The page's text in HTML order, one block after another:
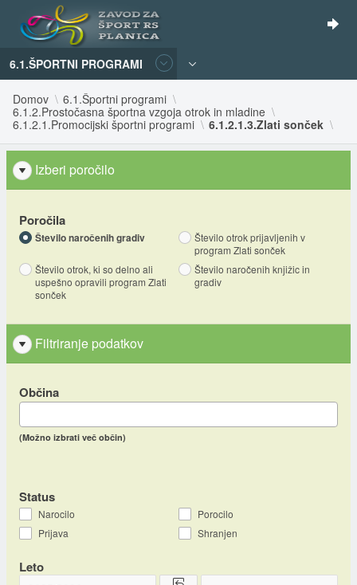
6.1.ŠPORTNI PROGRAMI
Domov
6.1.Športni programi
6.1.2.Prostočasna športna vzgoja otrok in mladine
6.1.2.1.Promocijski športni programi
6.1.2.1.3.Zlati sonček
Izberi poročilo
Poročila
Število naročenih gradiv
Število otrok prijavljenih v
program Zlati sonček
Število otrok, ki so delno ali
uspešno opravili program Zlati
sonček
Število naročenih knjižic in
gradiv
Filtriranje podatkov
Občina
(Možno izbrati več občin)
Status
Narocilo
Porocilo
Prijava
Shranjen
Leto